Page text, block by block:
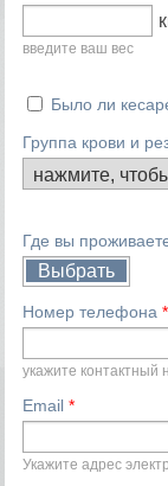
введите ваш вес
Было ли
Группа крови и
Где вы
Выбрать
Номер телефона*
укажите
Email*
Укажите адрес